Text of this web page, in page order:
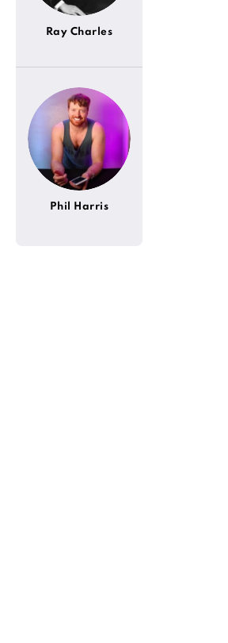
Ray Charles
Phil Harris